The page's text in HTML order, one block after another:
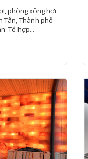
phòng xông hơi
Tân, Thành phố
Tổ hợp...